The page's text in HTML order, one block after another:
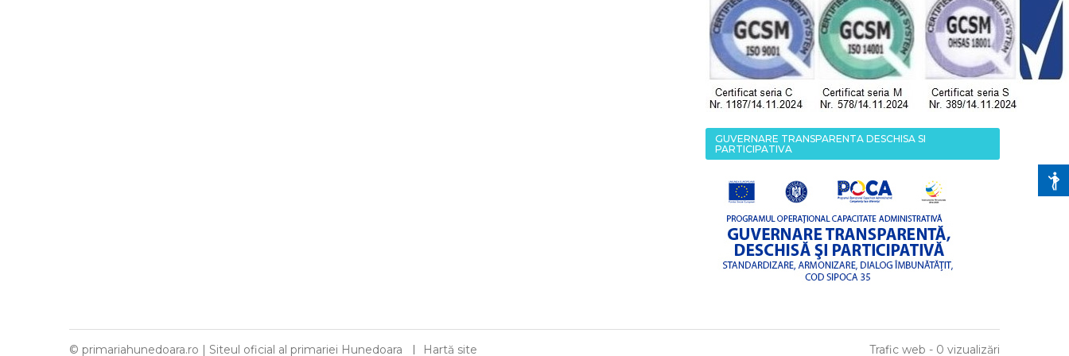
GUVERNARE TRANSPARENTA DESCHISA SI
PARTICIPATIVA
© primariahunedoara.ro | Siteul oficial al primariei Hunedoara Hartă site Trafic web - 0 vizualizări